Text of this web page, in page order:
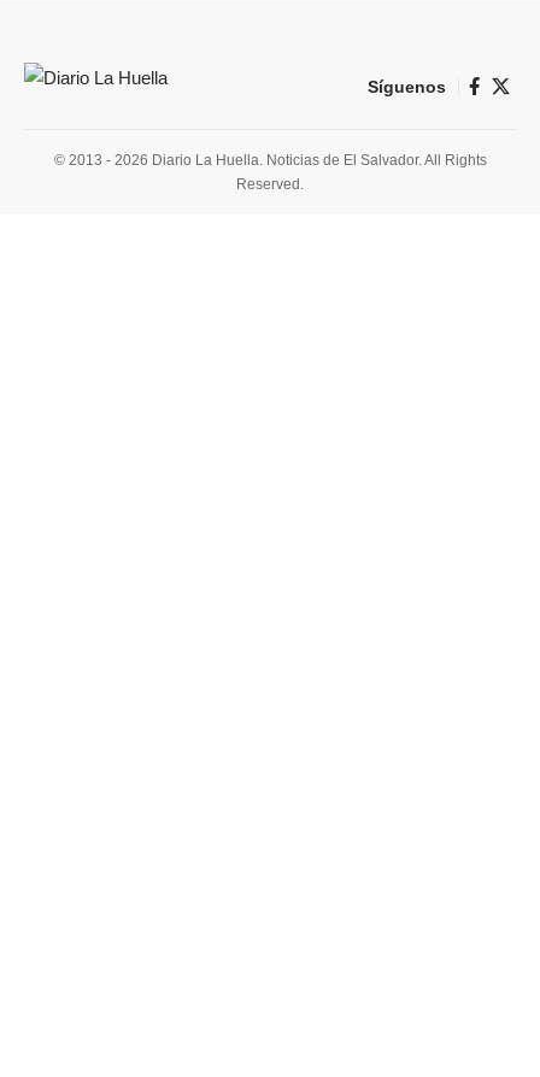
Síguenos
© 2013 - 2026 Diario La Huella. Noticias de El Salvador. All Rights
Reserved.